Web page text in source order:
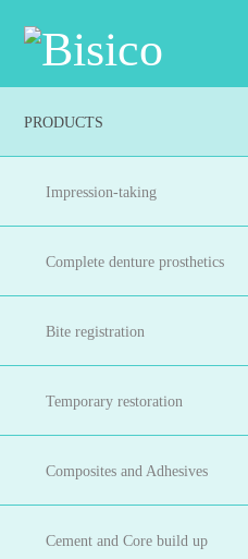
PRODUCTS
Impression-taking
Complete denture prosthetics
Bite registration
Temporary restoration
Composites and Adhesives
Cement and Core build up